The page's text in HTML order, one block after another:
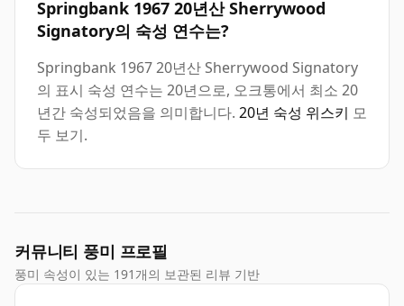
Springbank 1967 20년산 Sherrywood
Signatory의 숙성 연수는?
Springbank 1967 20년산 Sherrywood Signatory
의 표시 숙성 연수는 20년으로, 오크통에서 최소 20
년간 숙성되었음을 의미합니다. 20년 숙성 위스키 모
두 보기.
커뮤니티 풍미 프로필
풍미 속성이 있는 191개의 보관된 리뷰 기반